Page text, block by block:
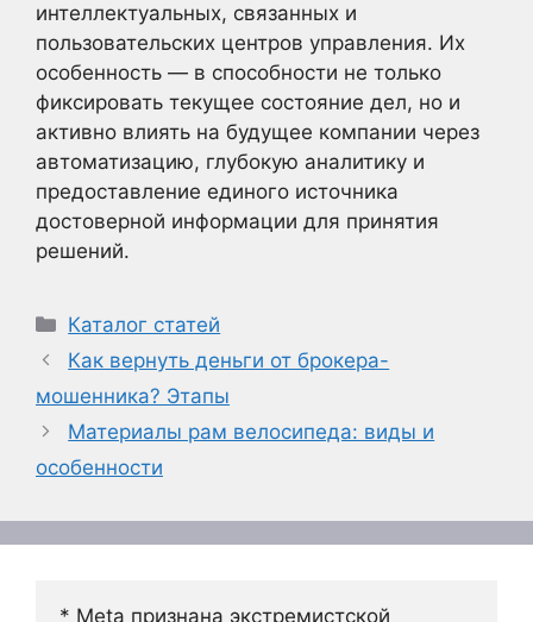
интеллектуальных, связанных и
пользовательских центров управления. Их
особенность — в способности не только
фиксировать текущее состояние дел, но и
активно влиять на будущее компании через
автоматизацию, глубокую аналитику и
предоставление единого источника
достоверной информации для принятия
решений.
Рубрики
Каталог статей
Как вернуть деньги от брокера-
мошенника? Этапы
Материалы рам велосипеда: виды и
особенности
* Meta признана экстремистской